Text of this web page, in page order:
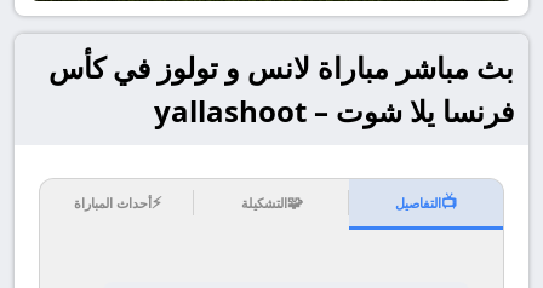
بث مباشر مباراة لانس و تولوز في كأس
فرنسا يلا شوت – yallashoot
📺التفاصيل 🧩التشكيلة ⚡أحداث المباراة